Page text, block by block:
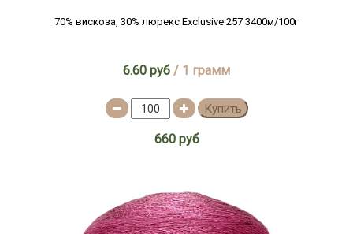
70% вискоза, 30% люрекс Exclusive 257 3400м/100г
6.60 руб / 1 грамм
Купить
660 руб